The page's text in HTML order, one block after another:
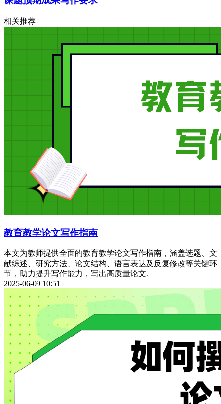
相关推荐
教育教学论文写作指南
本文为教师提供全面的教育教学论文写作指南，涵盖选题、文
献综述、研究方法、论文结构、语言表达及反复修改等关键环
节，助力提升写作能力，写出高质量论文。
2025-06-09 10:51